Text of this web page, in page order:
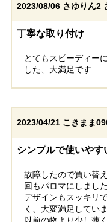
2023/08/06 さゆりん2
丁寧な取り付け
とてもスピーディー
した、大満足です
2023/04/21 こきまま
シンプルで使いやす
故障したので買い替
回もパロマにしました
デザインもスッキリ
く、大変満足していま
以前の物より少し薄